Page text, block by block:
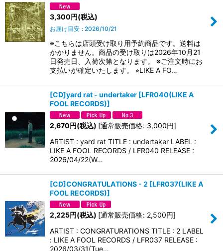
3,300円(税込)
お届け目安 : 2026/10/21
※こちらは店頭受け取り用予約商品です。送料は
かかりません。商品の受け取りは2026年10月21
日発売日、入荷次第となります。 ※ご注文時にお
支払いが確定いたします。 ⭐︎LIKE A FO…
[CD]yard rat - undertaker [LFR040(LIKE A
FOOL RECORDS)]
2,670円(税込) [通常販売価格: 3,000円]
ARTIST : yard rat TITLE : undertaker LABEL :
LIKE A FOOL RECORDS / LFR040 RELEASE :
2026/04/22(W…
[CD]CONGRATULATIONS - 2 [LFR037(LIKE A
FOOL RECORDS)]
2,225円(税込) [通常販売価格: 2,500円]
ARTIST : CONGRATURATIONS TITLE : 2 LABEL
: LIKE A FOOL RECORDS / LFR037 RELEASE :
2026/03/31(Tue…